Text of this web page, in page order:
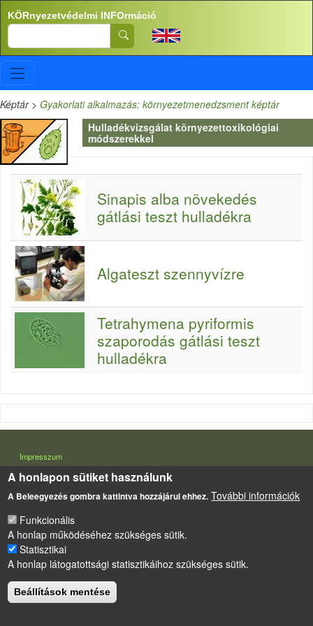
Ugrás a tartalomra
KÖRnyezetvédelmi INFOrmáció
Search
Képtár> Gyakorlati alkalmazás: környezetmenedzsment képtár
Hulladékvizsgálat környezettoxikológiai
módszerekkel
Sinapis alba növekedés
gátlási teszt hulladékra
Algateszt szennyvízre
Tetrahymena pyriformis
szaporodás gátlási teszt
hulladékra
LÁBLÉC
Impresszum
Sütikezelési szabályzat
Drupalalapú webhely
A honlapon sütiket használunk
A Beleegyezés gombra kattintva hozzájárul ehhez. További információk
Funkcionális
A honlap működéséhez szükséges sütik.
Statisztikai
A honlap látogatottsági statisztikáihoz szükséges sütik.
Beállítások mentése